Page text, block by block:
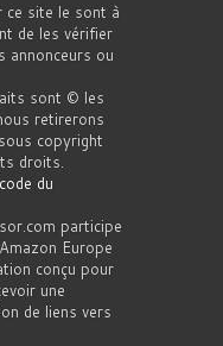
ce site le sont à
de les vérifier
annonceurs ou
sont © les
retirerons
copyright
droits.
du
participe
Europe
conçu pour
une
de liens vers